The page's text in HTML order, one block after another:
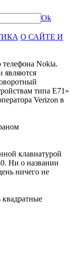
Ok
О САЙТЕ И
Nokia.
являются
типа E71»
Verizon в
клавиатурой
Ни о названии
ничего не